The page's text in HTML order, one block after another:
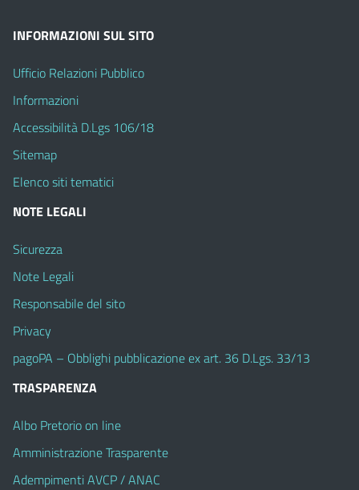
INFORMAZIONI SUL SITO
Ufficio Relazioni Pubblico
Informazioni
Accessibilità D.Lgs 106/18
Sitemap
Elenco siti tematici
NOTE LEGALI
Sicurezza
Note Legali
Responsabile del sito
Privacy
pagoPA – Obblighi pubblicazione ex art. 36 D.Lgs. 33/13
TRASPARENZA
Albo Pretorio on line
Amministrazione Trasparente
Adempimenti AVCP / ANAC